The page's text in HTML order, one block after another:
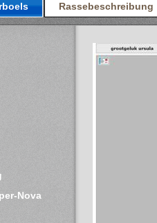
Rassebeschreibung
Nova